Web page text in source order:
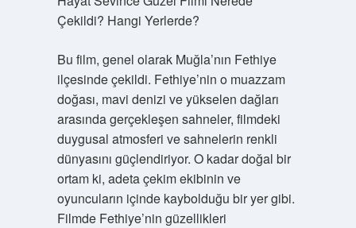
Çekildi? Hangi Yerlerde?
Bu film, genel olarak Muğla’nın Fethiye
ilçesinde çekildi. Fethiye’nin o muazzam
doğası, mavi denizi ve yükselen dağları
arasında gerçekleşen sahneler, filmdeki
duygusal atmosferi ve sahnelerin renkli
dünyasını güçlendiriyor. O kadar doğal bir
ortam ki, adeta çekim ekibinin ve
oyuncuların içinde kaybolduğu bir yer gibi.
Filmde Fethiye’nin güzellikleri